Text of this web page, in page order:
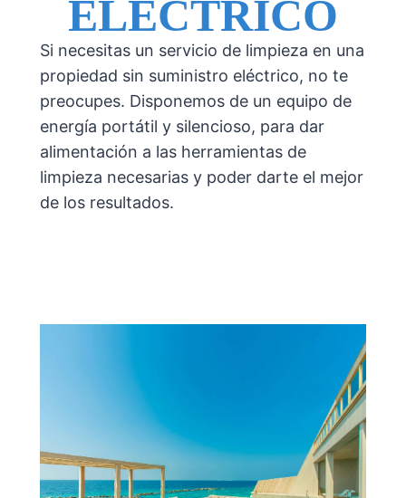
ELÉCTRICO
Si necesitas un servicio de limpieza en una
propiedad sin suministro eléctrico, no te
preocupes. Disponemos de un equipo de
energía portátil y silencioso, para dar
alimentación a las herramientas de
limpieza necesarias y poder darte el mejor
de los resultados.